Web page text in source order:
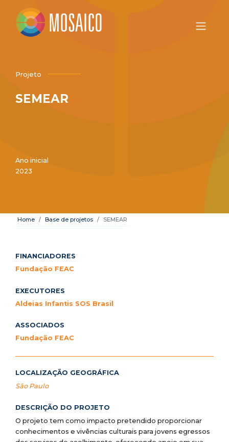
Projeto
SEMEAR
Ano inicial
2023
Home Base de projetos SEMEAR
FINANCIADORES
Fundação FEAC
EXECUTORES
Aldeias Infantis SOS Brasil
ASSOCIADOS
Fundação FEAC
LOCALIZAÇÃO GEOGRÁFICA
São Paulo
DESCRIÇÃO DO PROJETO
O projeto tem como impacto pretendido proporcionar
conhecimentos e vivências culturais para jovens egressos